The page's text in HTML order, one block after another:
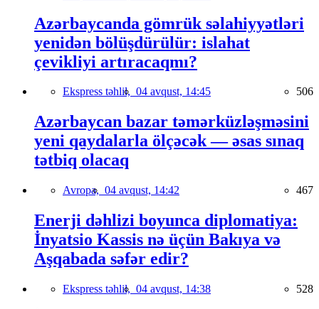
Azərbaycanda gömrük səlahiyyətləri
yenidən bölüşdürülür: islahat
çevikliyi artıracaqmı?
Ekspress təhlil, 04 avqust, 14:45 506
Azərbaycan bazar təmərküzləşməsini
yeni qaydalarla ölçəcək — əsas sınaq
tətbiq olacaq
Avropa, 04 avqust, 14:42 467
Enerji dəhlizi boyunca diplomatiya:
İnyatsio Kassis nə üçün Bakıya və
Aşqabada səfər edir?
Ekspress təhlil, 04 avqust, 14:38 528